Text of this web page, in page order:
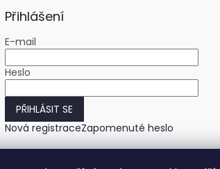
Přihlášení
E-mail
Heslo
PŘIHLÁSIT SE
Nová registraceZapomenuté heslo